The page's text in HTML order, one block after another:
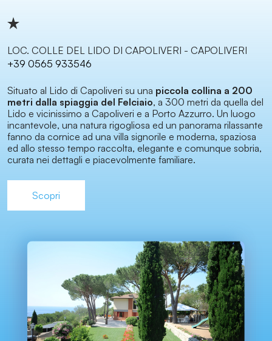
LOC. COLLE DEL LIDO DI CAPOLIVERI - CAPOLIVERI
+39 0565 933546
Situato al Lido di Capoliveri su una piccola collina a 200
metri dalla spiaggia del Felciaio, a 300 metri da quella del
Lido e vicinissimo a Capoliveri e a Porto Azzurro. Un luogo
incantevole, una natura rigogliosa ed un panorama rilassante
fanno da cornice ad una villa signorile e moderna, spaziosa
ed allo stesso tempo raccolta, elegante e comunque sobria,
curata nei dettagli e piacevolmente familiare.
Scopri